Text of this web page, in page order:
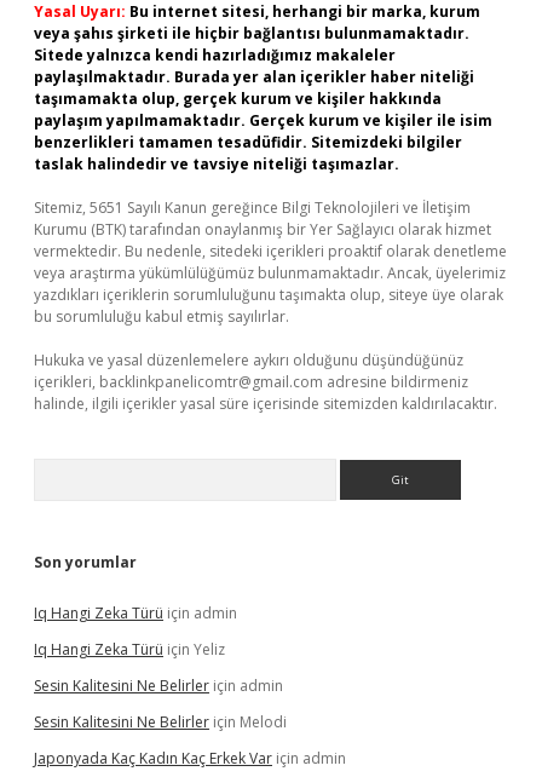
Yasal Uyarı: Bu internet sitesi, herhangi bir marka, kurum
veya şahıs şirketi ile hiçbir bağlantısı bulunmamaktadır.
Sitede yalnızca kendi hazırladığımız makaleler
paylaşılmaktadır. Burada yer alan içerikler haber niteliği
taşımamakta olup, gerçek kurum ve kişiler hakkında
paylaşım yapılmamaktadır. Gerçek kurum ve kişiler ile isim
benzerlikleri tamamen tesadüfidir. Sitemizdeki bilgiler
taslak halindedir ve tavsiye niteliği taşımazlar.
Sitemiz, 5651 Sayılı Kanun gereğince Bilgi Teknolojileri ve İletişim
Kurumu (BTK) tarafından onaylanmış bir Yer Sağlayıcı olarak hizmet
vermektedir. Bu nedenle, sitedeki içerikleri proaktif olarak denetleme
veya araştırma yükümlülüğümüz bulunmamaktadır. Ancak, üyelerimiz
yazdıkları içeriklerin sorumluluğunu taşımakta olup, siteye üye olarak
bu sorumluluğu kabul etmiş sayılırlar.
Hukuka ve yasal düzenlemelere aykırı olduğunu düşündüğünüz
içerikleri, backlinkpanelicomtr@gmail.com adresine bildirmeniz
halinde, ilgili içerikler yasal süre içerisinde sitemizden kaldırılacaktır.
Son yorumlar
Iq Hangi Zeka Türü için admin
Iq Hangi Zeka Türü için Yeliz
Sesin Kalitesini Ne Belirler için admin
Sesin Kalitesini Ne Belirler için Melodi
Japonyada Kaç Kadın Kaç Erkek Var için admin